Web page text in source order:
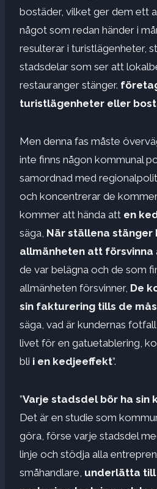
bostäder, vilket ger dem ett
något som redan händer i
resulterar i turistlägenheter,
stadsdelar som ser att
restauranger stänger.
turistlägenheter eller
Men denna fas måste
inte finns någon kommunal
samordnad med
och koncentrerar de
kommer att hända att en
säga, När ställena stänger
allmänheten att försvinna
de var belägna och de som
allmänheten försvinner, De
sin fakturering tills de
säga, vad är kundernas
livet för en gatuetablering,
bli i en kedjeeffekt”.
”Varje stadsdel bör ha sin
Det är en studie som
göra, förse varje stadsdel
linje och stödja alla
småhandlare, underlätta